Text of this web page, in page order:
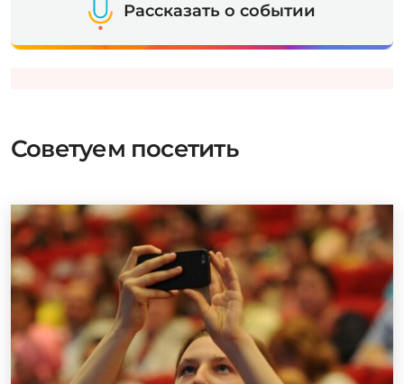
Рассказать о событии
Советуем посетить